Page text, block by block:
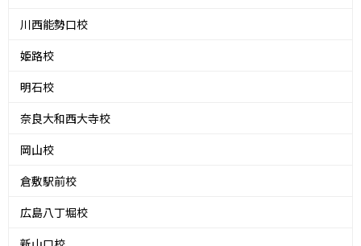
川西能勢口校
姫路校
明石校
奈良大和西大寺校
岡山校
倉敷駅前校
広島八丁堀校